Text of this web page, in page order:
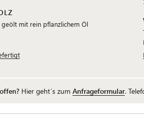
mit rein pflanzlichem Öl
Hier geht´s zum Anfrageformular.